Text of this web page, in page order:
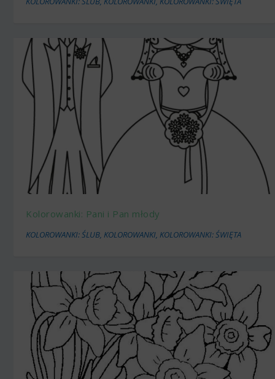
Kolorowanki: Pani i Pan młody
KOLOROWANKI: ŚLUB,KOLOROWANKI,KOLOROWANKI: ŚWIĘTA